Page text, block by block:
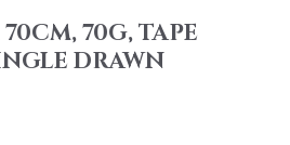
70G, TAPE
DRAWN